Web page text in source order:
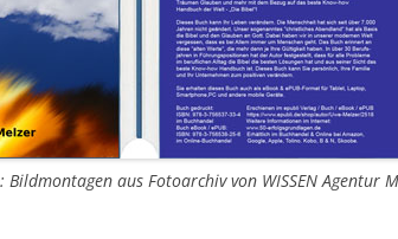
Bildmontagen aus Fotoarchiv von WISSEN Agentur